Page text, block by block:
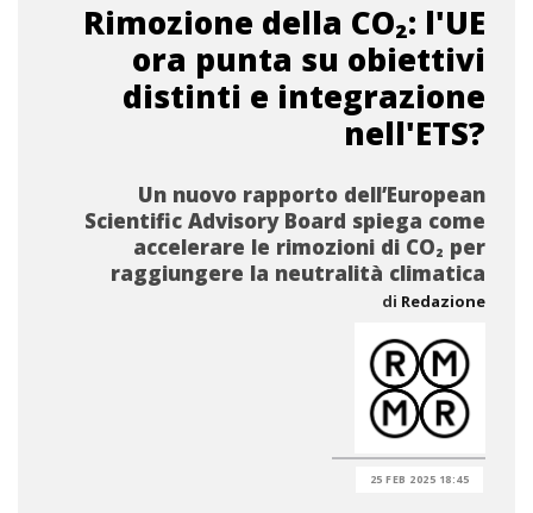
Rimozione della CO₂: l'UE
ora punta su obiettivi
distinti e integrazione
nell'ETS?
Un nuovo rapporto dell’European
Scientific Advisory Board spiega come
accelerare le rimozioni di CO₂ per
raggiungere la neutralità climatica
di Redazione
25 FEB 2025 18:45